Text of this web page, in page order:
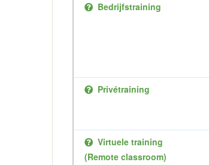
Bedrijfstraining
Privétraining
Virtuele training
(Remote classroom)